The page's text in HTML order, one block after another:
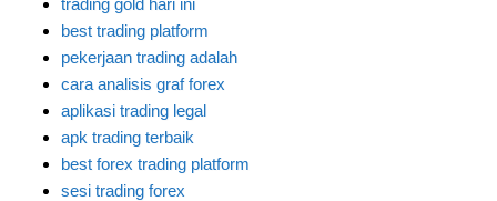
trading gold hari ini
best trading platform
pekerjaan trading adalah
cara analisis graf forex
aplikasi trading legal
apk trading terbaik
best forex trading platform
sesi trading forex